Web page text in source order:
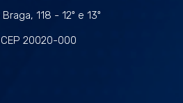
118 - 12º e 13º
20020-000